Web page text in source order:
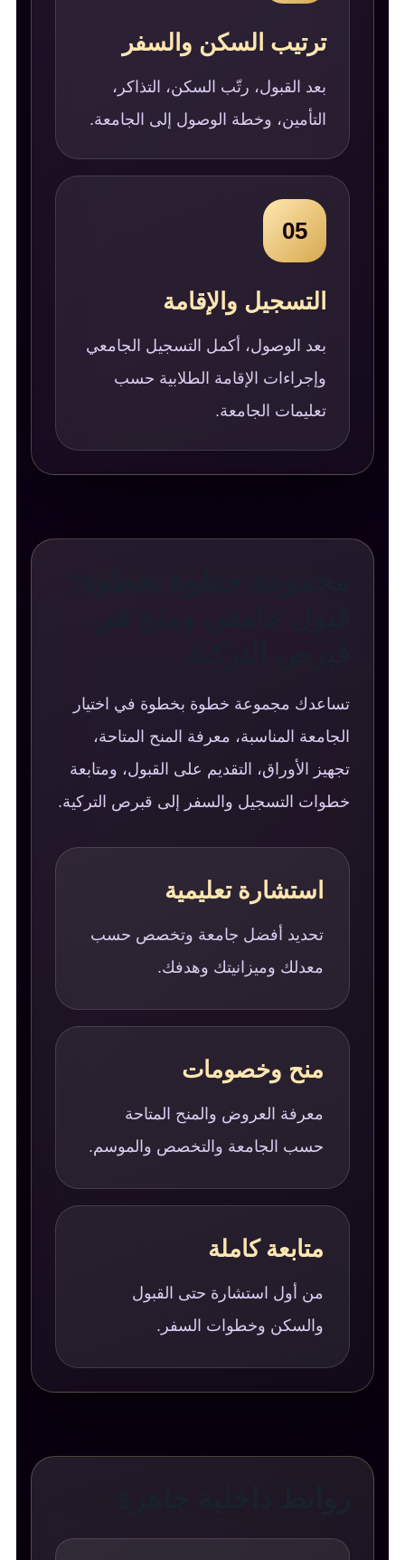
ترتيب السكن والسفر
بعد القبول، رتّب السكن، التذاكر،
التأمين، وخطة الوصول إلى الجامعة.
05
التسجيل والإقامة
بعد الوصول، أكمل التسجيل الجامعي
وإجراءات الإقامة الطلابية حسب
تعليمات الجامعة.
تساعدك مجموعة خطوة بخطوة في اختيار
الجامعة المناسبة، معرفة المنح المتاحة،
تجهيز الأوراق، التقديم على القبول، ومتابعة
خطوات التسجيل والسفر إلى قبرص التركية.
استشارة تعليمية
تحديد أفضل جامعة وتخصص حسب
معدلك وميزانيتك وهدفك.
منح وخصومات
معرفة العروض والمنح المتاحة
حسب الجامعة والتخصص والموسم.
متابعة كاملة
من أول استشارة حتى القبول
والسكن وخطوات السفر.